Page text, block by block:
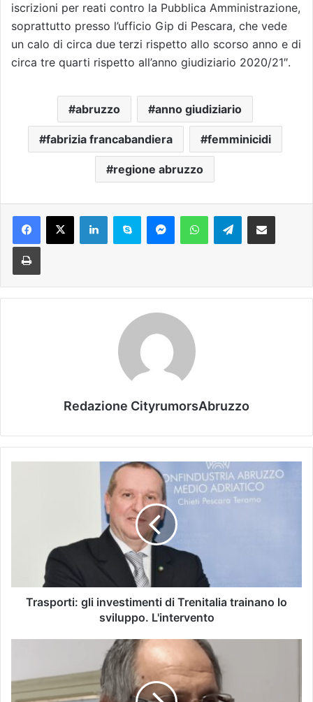
iscrizioni per reati contro la Pubblica Amministrazione,
soprattutto presso l’ufficio Gip di Pescara, che vede
un calo di circa due terzi rispetto allo scorso anno e di
circa tre quarti rispetto all’anno giudiziario 2020/21″.
abruzzo anno giudiziario
fabrizia francabandiera femminicidi
regione abruzzo
Telegram
Redazione CityrumorsAbruzzo
Trasporti: gli investimenti di Trenitalia trainano lo
sviluppo. L'intervento